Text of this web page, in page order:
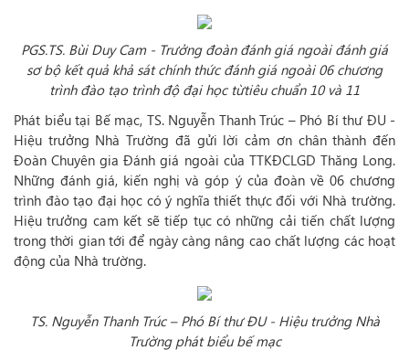
PGS.TS. Bùi Duy Cam - Trưởng đoàn đánh giá ngoài đánh giá
sơ bộ kết quả khả sát chính thức đánh giá ngoài 06 chương
trình đào tạo trình độ đại họctừtiêu chuẩn 10 và 11
Phát biểu tại Bế mạc, TS. Nguyễn Thanh Trúc – Phó Bí thư ĐU -
Hiệu trưởng Nhà Trường đã gửi lời cảm ơn chân thành đến
Đoàn Chuyên gia Đánh giá ngoài của TTKĐCLGD Thăng Long.
Những đánh giá, kiến nghị và góp ý của đoàn về 06 chương
trình đào tạo đại học có ý nghĩa thiết thực đối với Nhà trường.
Hiệu trưởng cam kết sẽ tiếp tục có những cải tiến chất lượng
trong thời gian tới để ngày càng nâng cao chất lượng các hoạt
động của Nhà trường.
TS. Nguyễn Thanh Trúc – Phó Bí thư ĐU - Hiệu trưởng Nhà
Trường phát biểu bế mạc